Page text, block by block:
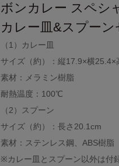
ボンカレー スペシ
カレー皿&スプーン
（1）カレー皿
サイズ（約）：縦17.9×横25.4×
素材：メラミン樹脂
耐熱温度：100℃
（2）スプーン
サイズ（約）：長さ20.1cm
素材：ステンレス鋼、ABS樹脂
※カレー皿とスプーン以外は付